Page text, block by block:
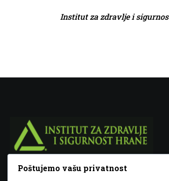
Institut za zdravlje i
Fra Ivana Jukića br. 2, 72000 Zenica, BiH
Poštujemo vašu privatnost